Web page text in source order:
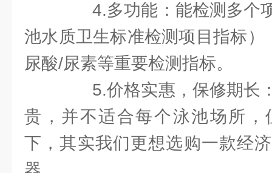
4.多功能：能检测多个
池水质卫生标准检测项目指标
尿酸/尿素等重要检测指标。
5.价格实惠，保修期长
贵，并不适合每个泳池场所，
下，其实我们更想选购一款经